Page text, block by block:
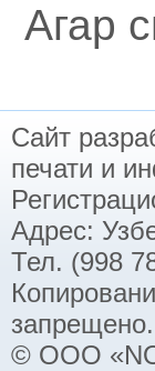
Агар
Сайт
печати и
Адрес:
Тел. (998
запрещено.
© ООО